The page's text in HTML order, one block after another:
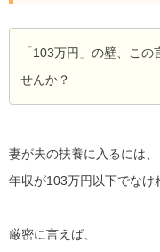
「103万円」の壁、こ
せんか？
妻が夫の扶養に入るには、
年収が103万円以下でなけ
厳密に言えば、